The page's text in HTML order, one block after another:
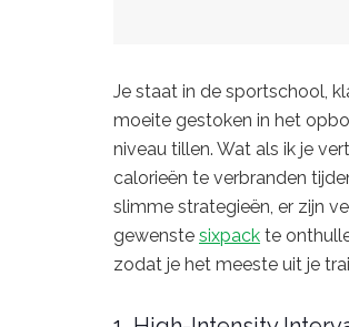
Je staat in de sportschool,
moeite gestoken in het
niveau tillen. Wat als ik je
calorieën te verbranden
slimme strategieën, er zijn
gewenste sixpack te
zodat je het meeste uit je